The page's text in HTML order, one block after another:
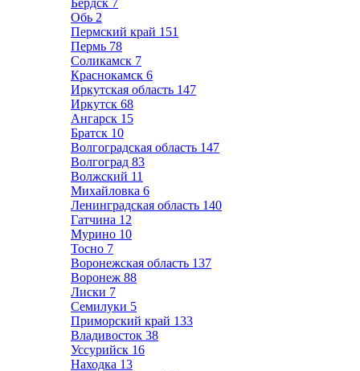
Бердск 7
Обь 2
Пермский край 151
Пермь 78
Соликамск 7
Краснокамск 6
Иркутская область 147
Иркутск 68
Ангарск 15
Братск 10
Волгоградская область 147
Волгоград 83
Волжский 11
Михайловка 6
Ленинградская область 140
Гатчина 12
Мурино 10
Тосно 7
Воронежская область 137
Воронеж 88
Лиски 7
Семилуки 5
Приморский край 133
Владивосток 38
Уссурийск 16
Находка 13